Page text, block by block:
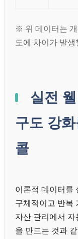
※ 위 데이터는
도에 차이가 발
실전
구도 강
콜
이론적 데이터를
구체적이고 반복
자산 관리에서
을 만드는 것과